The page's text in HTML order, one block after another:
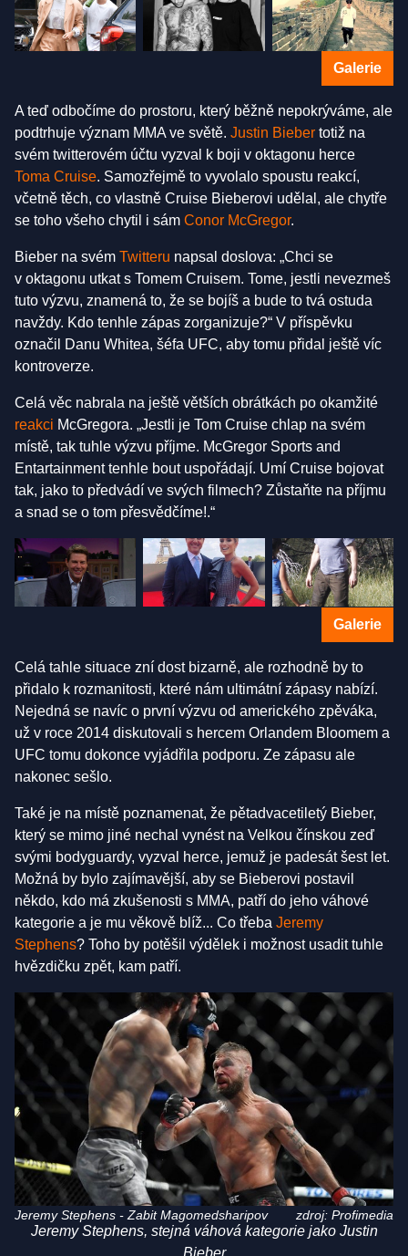
Galerie
A teď odbočíme do prostoru, který běžně nepokrýváme, ale
podtrhuje význam MMA ve světě. Justin Bieber totiž na
svém twitterovém účtu vyzval k boji v oktagonu herce
Toma Cruise. Samozřejmě to vyvolalo spoustu reakcí,
včetně těch, co vlastně Cruise Bieberovi udělal, ale chytře
se toho všeho chytil i sám Conor McGregor.
Bieber na svém Twitteru napsal doslova: „Chci se
v oktagonu utkat s Tomem Cruisem. Tome, jestli nevezmeš
tuto výzvu, znamená to, že se bojíš a bude to tvá ostuda
navždy. Kdo tenhle zápas zorganizuje?“ V příspěvku
označil Danu Whitea, šéfa UFC, aby tomu přidal ještě víc
kontroverze.
Celá věc nabrala na ještě větších obrátkách po okamžité
reakci McGregora. „Jestli je Tom Cruise chlap na svém
místě, tak tuhle výzvu příjme. McGregor Sports and
Entartainment tenhle bout uspořádají. Umí Cruise bojovat
tak, jako to předvádí ve svých filmech? Zůstaňte na příjmu
a snad se o tom přesvědčíme!.“
Galerie
Celá tahle situace zní dost bizarně, ale rozhodně by to
přidalo k rozmanitosti, které nám ultimátní zápasy nabízí.
Nejedná se navíc o první výzvu od amerického zpěváka,
už v roce 2014 diskutovali s hercem Orlandem Bloomem a
UFC tomu dokonce vyjádřila podporu. Ze zápasu ale
nakonec sešlo.
Také je na místě poznamenat, že pětadvacetiletý Bieber,
který se mimo jiné nechal vynést na Velkou čínskou zeď
svými bodyguardy, vyzval herce, jemuž je padesát šest let.
Možná by bylo zajímavější, aby se Bieberovi postavil
někdo, kdo má zkušenosti s MMA, patří do jeho váhové
kategorie a je mu věkově blíž... Co třeba Jeremy
Stephens? Toho by potěšil výdělek i možnost usadit tuhle
hvězdičku zpět, kam patří.
Jeremy Stephens - Zabit Magomedsharipov zdroj: Profimedia
Jeremy Stephens, stejná váhová kategorie jako Justin
Bieber